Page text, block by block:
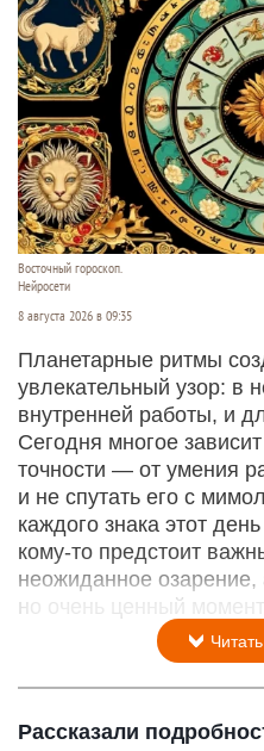
Восточный гороскоп.
Нейросети
8 августа 2026 в 09:35
Планетарные ритмы
увлекательный узор: в
внутренней работы, и
Сегодня многое
точности — от умения
и не спутать его с
каждого знака этот
кому‑то предстоит
неожиданное озарение,
но очень ценный момент
Рассказали